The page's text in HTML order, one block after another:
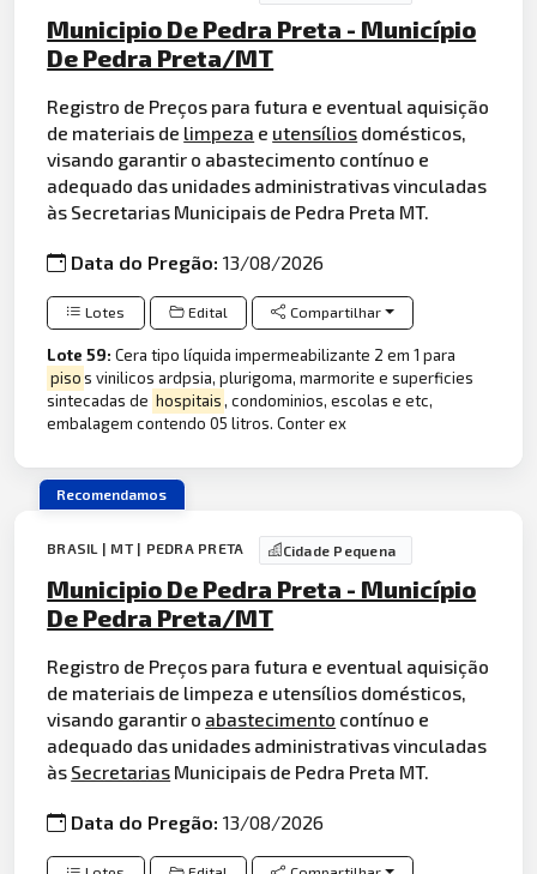
Municipio De Pedra Preta - Município
De Pedra Preta/MT
Registro de Preços para futura e eventual aquisição
de materiais de limpeza e utensílios domésticos,
visando garantir o abastecimento contínuo e
adequado das unidades administrativas vinculadas
às Secretarias Municipais de Pedra Preta MT.
Data do Pregão:13/08/2026
Lotes Edital Compartilhar
Lote 59:Cera tipo líquida impermeabilizante 2 em 1 para
pisos vinilicos ardpsia, plurigoma, marmorite e superficies
sintecadas de hospitais, condominios, escolas e etc,
embalagem contendo 05 litros. Conter ex
Recomendamos
BRASIL | MT | PEDRA PRETA Cidade Pequena
Municipio De Pedra Preta - Município
De Pedra Preta/MT
Registro de Preços para futura e eventual aquisição
de materiais de limpeza e utensílios domésticos,
visando garantir o abastecimento contínuo e
adequado das unidades administrativas vinculadas
às Secretarias Municipais de Pedra Preta MT.
Data do Pregão:13/08/2026